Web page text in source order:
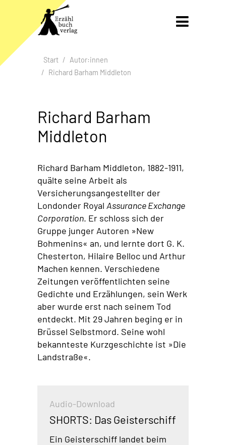
Gleich zum Inhalt der Seite springen

Brotkrumen-Navigation überspringen
Start
Autor:innen
Richard Barham Middleton
Richard Barham
Middleton
Richard Barham Middleton, 1882-1911,
quälte seine Arbeit als
Versicherungsangestellter der
Londonder Royal Assurance Exchange
Corporation. Er schloss sich der
Gruppe junger Autoren »New
Bohmenins« an, und lernte dort G. K.
Chesterton, Hilaire Belloc und Arthur
Machen kennen. Verschiedene
Zeitungen veröffentlichten seine
Gedichte und Erzählungen, sein Werk
aber wurde erst nach seinem Tod
entdeckt. Mit 29 Jahren beging er in
Brüssel Selbstmord. Seine wohl
bekannteste Kurzgeschichte ist »Die
Landstraße«.
Audio-Download
SHORTS: Das Geisterschiff
Ein Geisterschiff landet beim